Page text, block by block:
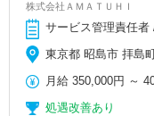
株式会社ＡＭＡＴＵＨＩ
サービス管理責任者
東京都 昭島市 拝島
月給 350,000円 ～
処遇改善あり